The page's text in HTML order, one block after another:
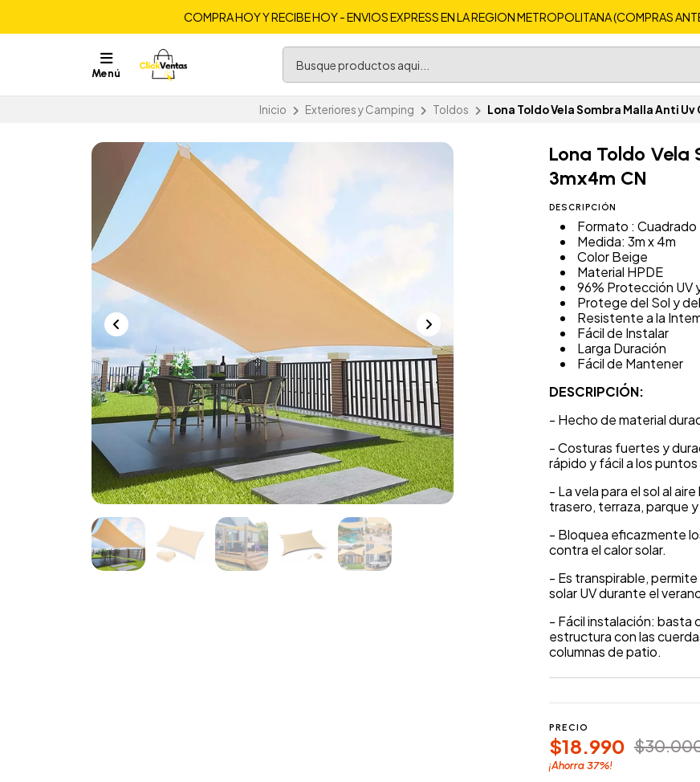
COMPRA HOY Y RECIBE HOY - ENVIOS EXPRESS EN LA REGION METROPOLITANA (COMPRAS
Menú
Inicio Exteriores y Camping Toldos Lona Toldo Vela Sombra Malla Anti
Lona Toldo
3mx4m CN
DESCRIPCIÓN
Formato : Cuadrado
Medida: 3m x 4m
Color Beige
Material HPDE
96% Protección UV
Protege del Sol y
Resistente a la
Fácil de Instalar
Larga Duración
Fácil de Mantener
DESCRIPCIÓN:
- Hecho de material
- Costuras fuertes y
rápido y fácil a los
- La vela para el sol al
trasero, terraza, parque
- Bloquea eficazmente
contra el calor solar.
- Es transpirable,
solar UV durante el
- Fácil instalación: basta
estructura con las
columnas de patio.
PRECIO
$18.990
¡Ahorra37%!